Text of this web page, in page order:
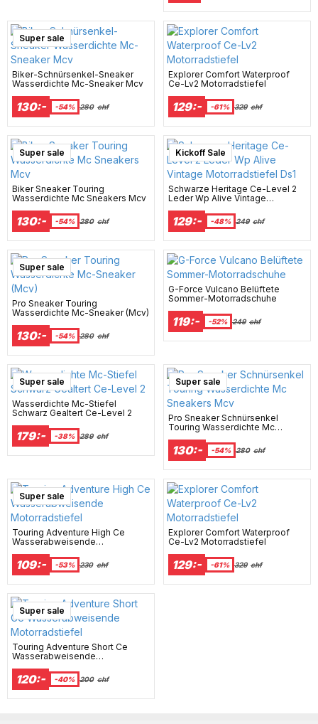
Super sale
Biker-Schnürsenkel-Sneaker
Wasserdichte Mc-Sneaker Mcv
130:- -54% 280 chf
Explorer Comfort Waterproof
Ce-Lv2 Motorradstiefel
129:- -61% 329 chf
Super sale
Biker Sneaker Touring
Wasserdichte Mc Sneakers Mcv
130:- -54% 280 chf
Kickoff Sale
Schwarze Heritage Ce-Level 2
Leder Wp Alive Vintage
Motorradstiefel Ds1
129:- -48% 249 chf
Super sale
Pro Sneaker Touring
Wasserdichte Mc-Sneaker (Mcv)
130:- -54% 280 chf
G-Force Vulcano Belüftete
Sommer-Motorradschuhe
119:- -52% 249 chf
Super sale
Wasserdichte Mc-Stiefel
Schwarz Gealtert Ce-Level 2
179:- -38% 289 chf
Super sale
Pro Sneaker Schnürsenkel
Touring Wasserdichte Mc
Sneakers Mcv
130:- -54% 280 chf
Super sale
Touring Adventure High Ce
Wasserabweisende
109:- -53% 230 chf
Explorer Comfort Waterproof
Ce-Lv2 Motorradstiefel
129:- -61% 329 chf
Super sale
Touring Adventure Short Ce
Wasserabweisende
120:- -40% 200 chf